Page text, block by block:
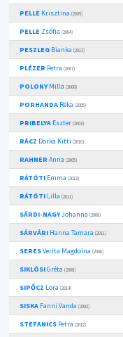
PELLEKrisztina (2009)
PELLEZsófia (2004)
PESZLEGBianka (2013)
PLÉZER Petra (2007)
POLONYMilla (2008)
PORHANDARéka (2005)
PRIBELYAEszter (2003)
RÁCZ Dorka Kitti (2010)
RAHNER Anna (2005)
RÁTÓTIEmma (2013)
RÁTÓTILilla (2011)
SÁRDI-NAGYJohanna (2008)
SÁRVÁRIHanna Tamara (2011)
SERESVerita Magdolna (2006)
SIKLÓSIGréta (2008)
SIPŐCZ Lora (2014)
SISKAFanni Vanda (2002)
STEFANICSPetra (2012)